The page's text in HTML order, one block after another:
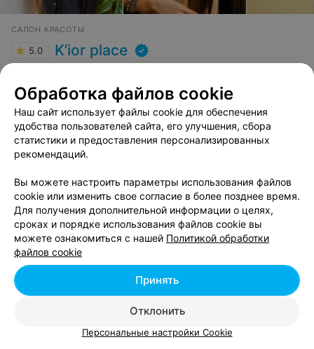
САЛОН КРАСОТЫ
5.0 K’ior place
Голливудское и капсульное наращивание волос,
премиум уход за волосами, макияж на любое событие
Уход Davines OI
Запись по телефону
Все цены
Отзыв. Приятный и ответственный мастер. Отличный
макияж и материалы. Чудесная атмосфера и вкусный
кофе. Особая благодарность за оперативность и работу
Записаться онлайн
Обработка файлов cookie
Наш сайт использует файлы cookie для обеспечения
удобства пользователей сайта, его улучшения, сбора
статистики и предоставления персонализированных
рекомендаций.
Вы можете настроить параметры использования файлов
cookie или изменить свое согласие в более позднее время.
Для получения дополнительной информации о целях,
сроках и порядке использования файлов cookie вы
можете ознакомиться с нашей Политикой обработки
файлов cookie
Отклонить
Принять
Персональные настройки Cookie